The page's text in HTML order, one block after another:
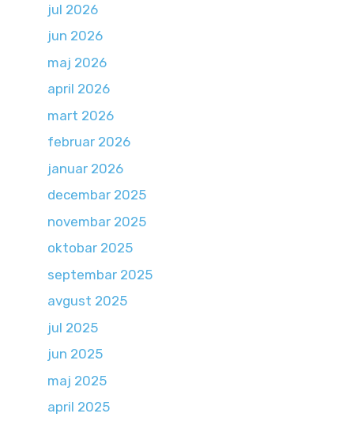
jul 2026
jun 2026
maj 2026
april 2026
mart 2026
februar 2026
januar 2026
decembar 2025
novembar 2025
oktobar 2025
septembar 2025
avgust 2025
jul 2025
jun 2025
maj 2025
april 2025